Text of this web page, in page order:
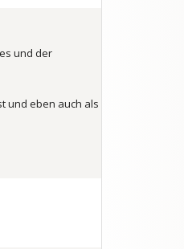
und der
und eben auch als